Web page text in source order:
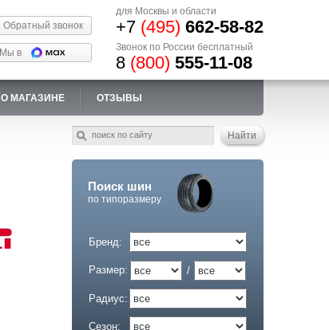
Обратный звонок
Мы в
для Москвы и области
+7 (495) 662-58-82
Звонок по России бесплатный
8 (800) 555-11-08
О МАГАЗИНЕ ОТЗЫВЫ
Поиск шин
по типоразмеру
Бренд:
Размер: /
Радиус:
Сезон: